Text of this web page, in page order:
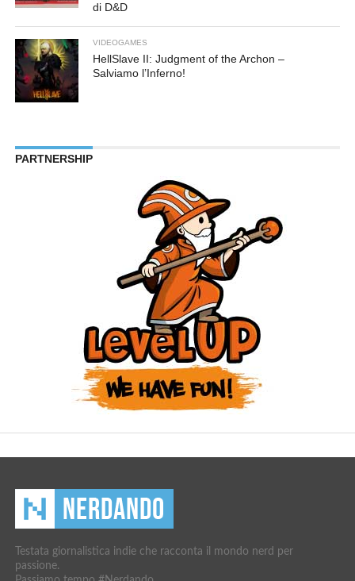
di D&D
VIDEOGAMES
HellSlave II: Judgment of the Archon –
Salviamo l’Inferno!
PARTNERSHIP
Testata giornalistica indie che racconta il mondo nerd per
passione.